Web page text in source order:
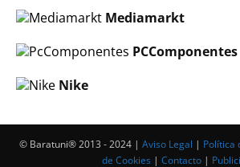
Mediamarkt
PCComponentes
Nike
© Baratuni®‎ 2013 - 2024 | Aviso Legal | Política
de Cookies | Contacto |